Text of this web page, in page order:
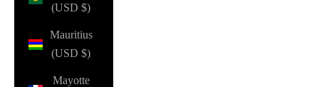
(USD $)
Mauritius
(USD $)
Mayotte